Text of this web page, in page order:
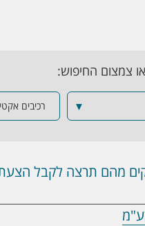
צמצום החיפוש:
▼ רכיבים
מהם תרצה לקבל